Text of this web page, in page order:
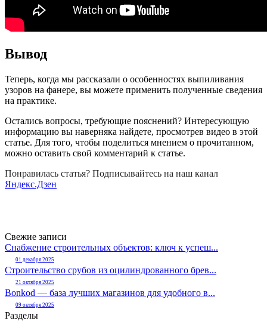
Вывод
Теперь, когда мы рассказали о особенностях выпиливания
узоров на фанере, вы можете применить полученные сведения
на практике.
Остались вопросы, требующие пояснений? Интересующую
информацию вы наверняка найдете, просмотрев видео в этой
статье. Для того, чтобы поделиться мнением о прочитанном,
можно оставить свой комментарий к статье.
Понравилась статья? Подписывайтесь на наш канал
Яндекс.Дзен
Свежие записи
Снабжение строительных объектов: ключ к успеш...
01 декабря 2025
Строительство срубов из оцилиндрованного брев...
21 октября 2025
Bonkod — база лучших магазинов для удобного в...
09 октября 2025
Разделы